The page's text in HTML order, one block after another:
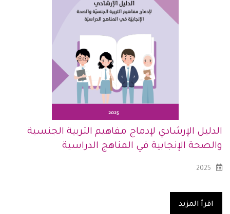
الدليل الإرشادي لإدماج مفاهيم التربية الجنسية
والصحة الإنجابية في المناهج الدراسية
2025
اقرأ المزيد